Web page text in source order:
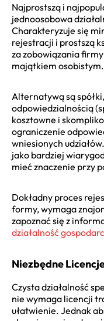
Najprostszą i
jednoosobowa
Charakteryzuje się
rejestracji i prostszą
za zobowiązania
majątkiem osobistym.
Alternatywą są
odpowiedzialnością
kosztowne i
ograniczenie
wniesionych
jako bardziej
mieć znaczenie przy
Dokładny proces
formy, wymaga
zapoznać się z
działalność
Niezbędne
Czysta działalność
nie wymaga licencji
ułatwienie. Jednak